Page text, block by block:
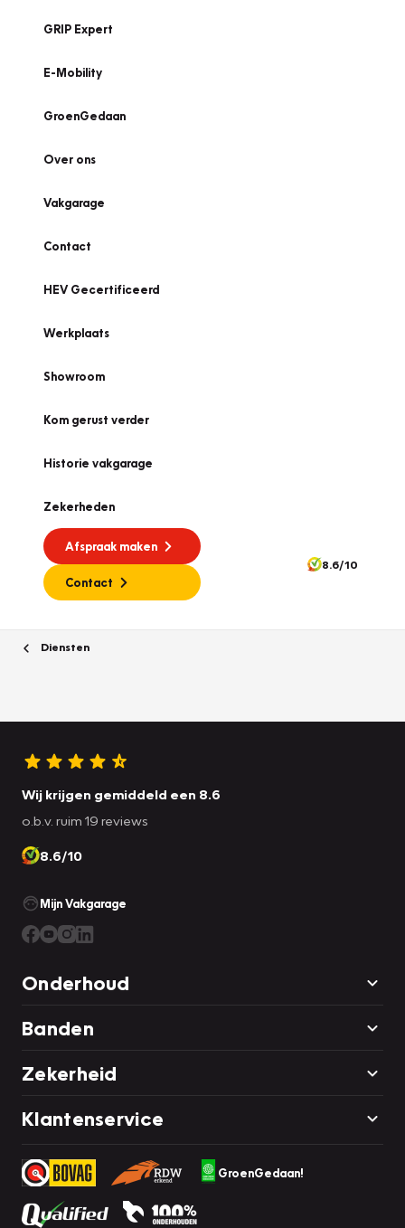
GRIP Expert
E-Mobility
GroenGedaan
Over ons
Vakgarage
Contact
HEV Gecertificeerd
Werkplaats
Showroom
Kom gerust verder
Historie vakgarage
Zekerheden
Afspraak maken
Contact
8.6/10
Diensten
Wij krijgen gemiddeld een 8.6
o.b.v. ruim 19 reviews
8.6/10
Mijn Vakgarage
Onderhoud
Banden
Zekerheid
Klantenservice
GroenGedaan!